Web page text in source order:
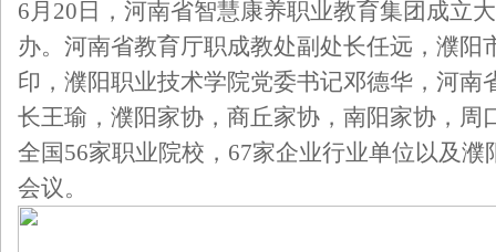
6月20日，河南省智慧康养职业教育集团成立
办。河南省教育厅职成教处副处长任远，濮阳
印，濮阳职业技术学院党委书记邓德华，河南
长王瑜，濮阳家协，商丘家协，南阳家协，周
全国56家职业院校，67家企业行业单位以及
会议。